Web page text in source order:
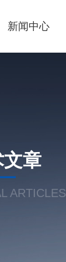
新闻中心
章
ARTICLES